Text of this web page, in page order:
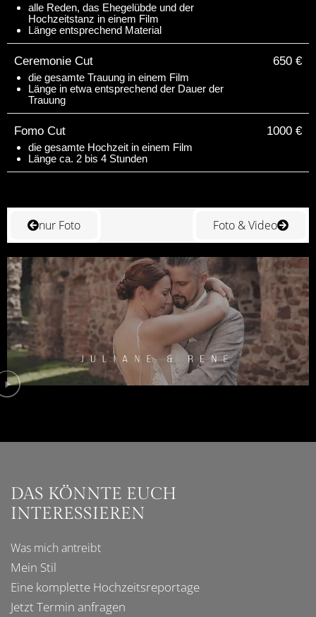
alle Reden, das Ehegelübde und der
Hochzeitstanz in einem Film
Länge entsprechend Material
Ceremonie Cut
die gesamte Trauung in einem Film
Länge in etwa entsprechend der Dauer der
Trauung
650 €
Fomo Cut
die gesamte Hochzeit in einem Film
Länge ca. 2 bis 4 Stunden
1000 €
nur Foto Foto & Video
DAS KÖNNTE EUCH
INTERESSIEREN
Was mich antreibt
Mein Stil
Eine komplette Hochzeitsreportage
Jetzt Termin anfragen